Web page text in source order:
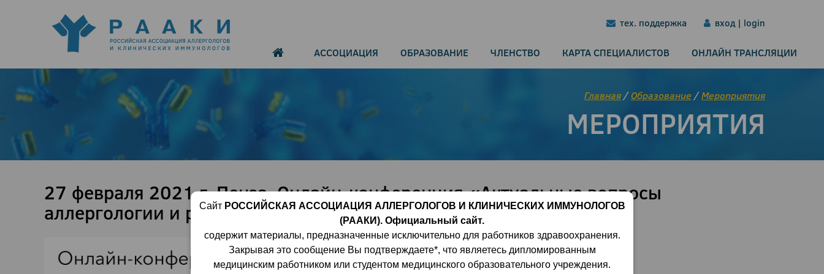
тех. поддержка вход | login
АССОЦИАЦИЯ ОБРАЗОВАНИЕ ЧЛЕНСТВО КАРТА СПЕЦИАЛИСТОВ ОНЛАЙН ТРАНСЛЯЦИИ
Главная/Образование /Мероприятия
МЕРОПРИЯТИЯ
27 февраля 2021 г. Пенза. Онлайн-конференция «Актуальные вопросы
аллергологии и респираторной медицины».
Сайт РОССИЙСКАЯ АССОЦИАЦИЯ АЛЛЕРГОЛОГОВ И КЛИНИЧЕСКИХ ИММУНОЛОГОВ
(РААКИ). Официальный сайт.
содержит материалы, предназначенные исключительно для работников здравоохранения.
Закрывая это сообщение Вы подтверждаете*, что являетесь дипломированным
медицинским работником или студентом медицинского образовательного учреждения.